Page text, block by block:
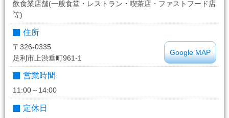
飲食業店舗(一般食堂・レストラン・喫茶店・ファストフード店
等)
住所
Google MAP
〒326-0335
足利市上渋垂町961-1
営業時間
11:00～14:00
定休日